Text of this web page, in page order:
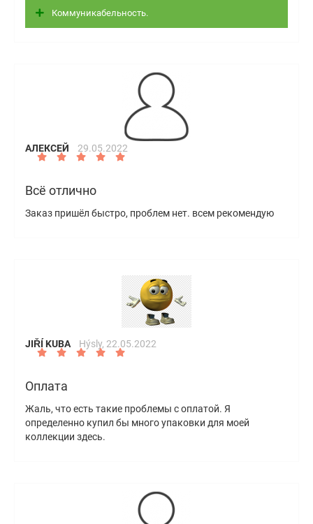
Коммуникабельность.
АЛЕКСЕЙ 29.05.2022
Всё отлично
Заказ пришёл быстро, проблем нет. всем рекомендую
JIŘÍ KUBA Hýsly, 22.05.2022
Оплата
Жаль, что есть такие проблемы с оплатой. Я
определенно купил бы много упаковки для моей
коллекции здесь.